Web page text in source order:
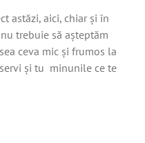
astăzi, aici, chiar și în
trebuie să așteptăm
ceva mic și frumos la
și tu minunile ce te